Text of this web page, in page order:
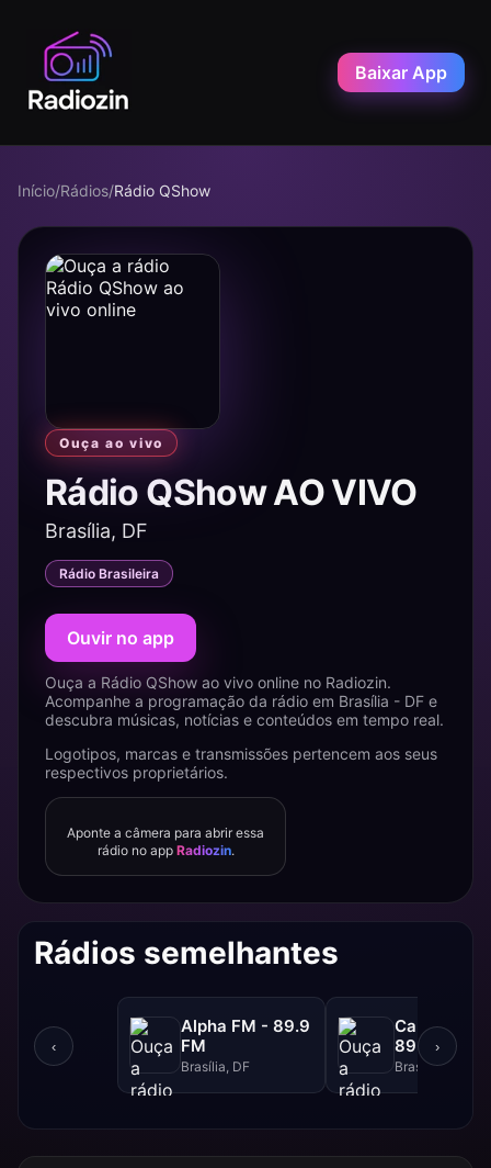
Baixar App
Início/Rádios/Rádio QShow
Ouça ao vivo
Rádio QShow AO VIVO
Brasília, DF
Rádio Brasileira
Ouvir no app
Ouça a Rádio QShow ao vivo online no Radiozin.
Acompanhe a programação da rádio em Brasília - DF e
descubra músicas, notícias e conteúdos em tempo real.
Logotipos, marcas e transmissões pertencem aos seus
respectivos proprietários.
Aponte a câmera para abrir essa
rádio no app Radiozin.
Rádios semelhantes
‹
Alpha FM - 89.9
FM
Brasília, DF
Canção
89.1 FM
Brasília, DF
›